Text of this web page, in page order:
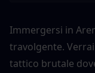
Immergersi in
travolgente.
tattico brutale